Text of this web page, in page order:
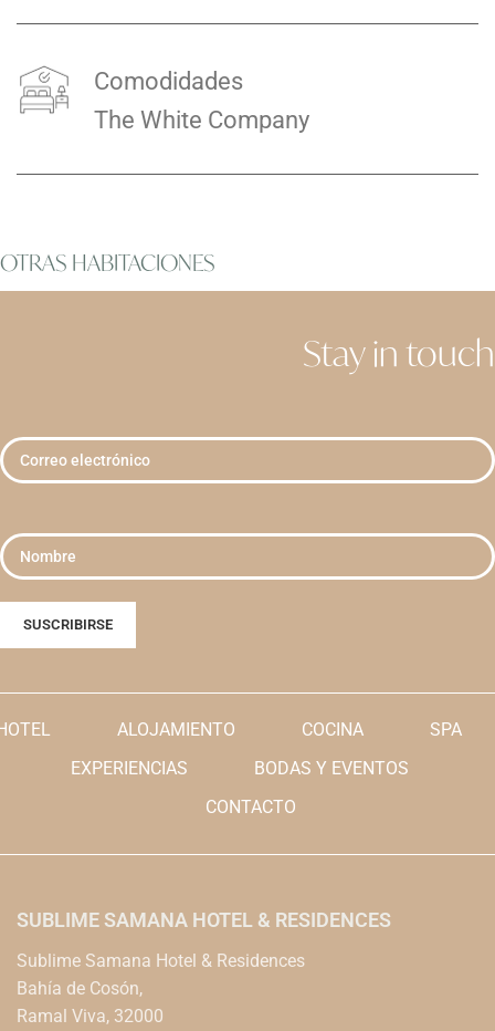
Comodidades
The White Company
OTRAS HABITACIONES
Stay in touch
ALOJAMIENTO COCINA
SPA
EXPERIENCIAS
BODAS Y EVENTOS
CONTACTO
SUBLIME SAMANA HOTEL & RESIDENCES
Sublime Samana Hotel & Residences
Bahía de Cosón,
Ramal Viva, 32000